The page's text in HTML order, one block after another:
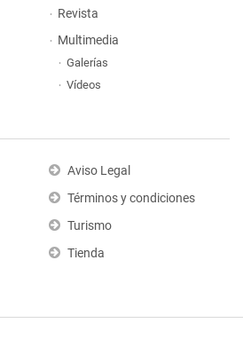
Revista
Multimedia
Galerías
Vídeos
Aviso Legal
Términos y condiciones
Turismo
Tienda